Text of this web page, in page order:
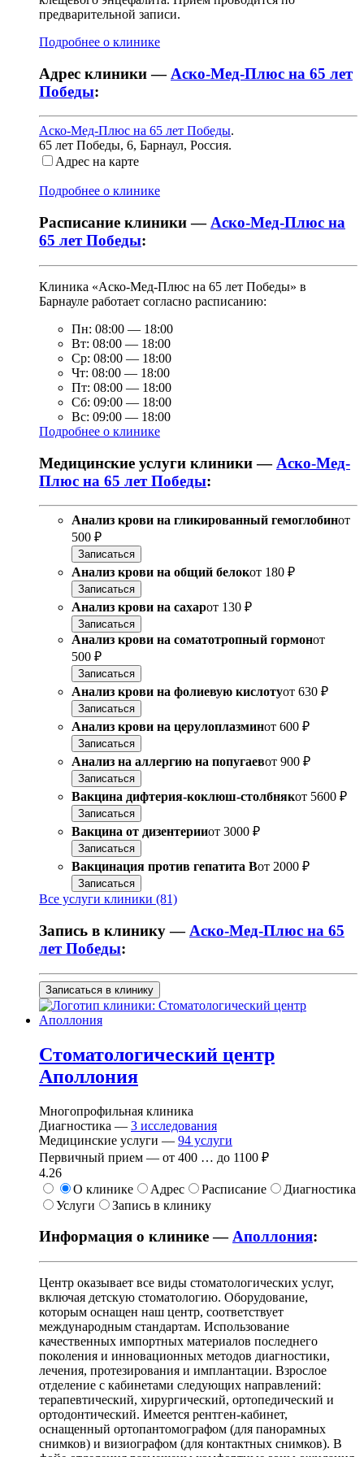
предварительной записи.
Подробнее о клинике
Адрес клиники — Аско-Мед-Плюс на 65 лет
Победы:
Аско-Мед-Плюс на 65 лет Победы.
65 лет Победы, 6, Барнаул, Россия.
Адрес на карте
Подробнее о клинике
Расписание клиники — Аско-Мед-Плюс на
65 лет Победы:
Клиника «Аско-Мед-Плюс на 65 лет Победы» в
Барнауле работает согласно расписанию:
Пн: 08:00 — 18:00
Вт: 08:00 — 18:00
Ср: 08:00 — 18:00
Чт: 08:00 — 18:00
Пт: 08:00 — 18:00
Сб: 09:00 — 18:00
Вс: 09:00 — 18:00
Подробнее о клинике
Медицинские услуги клиники — Аско-Мед-
Плюс на 65 лет Победы:
Анализ крови на гликированный гемоглобинот
500 ₽
Записаться
Анализ крови на общий белокот 180 ₽
Записаться
Анализ крови на сахарот 130 ₽
Записаться
Анализ крови на соматотропный гормонот
500 ₽
Записаться
Анализ крови на фолиевую кислотуот 630 ₽
Записаться
Анализ крови на церулоплазминот 600 ₽
Записаться
Анализ на аллергию на попугаевот 900 ₽
Записаться
Вакцина дифтерия-коклюш-столбнякот 5600 ₽
Записаться
Вакцина от дизентерииот 3000 ₽
Записаться
Вакцинация против гепатита Вот 2000 ₽
Записаться
Все услуги клиники (81)
Запись в клинику — Аско-Мед-Плюс на 65
лет Победы:
Записаться в клинику
Стоматологический центр
Аполлония
Многопрофильная клиника
Диагностика — 3 исследования
Медицинские услуги — 94 услуги
Первичный прием — от 400 … до 1100 ₽
4.26
О клинике
Адрес Расписание
Диагностика
Услуги
Запись в клинику
Информация о клинике —Аполлония:
Центр оказывает все виды стоматологических услуг,
включая детскую стоматологию. Оборудование,
которым оснащен наш центр, соответствует
международным стандартам. Использование
качественных импортных материалов последнего
поколения и инновационных методов диагностики,
лечения, протезирования и имплантации. Взрослое
отделение с кабинетами следующих направлений:
терапевтический, хирургический, ортопедический и
ортодонтический. Имеется рентген-кабинет,
оснащенный ортопантомографом (для панорамных
снимков) и визиографом (для контактных снимков). В